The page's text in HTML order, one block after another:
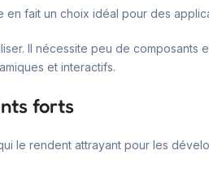
en fait un choix idéal pour des
Il nécessite peu de
et interactifs.
forts
le rendent attrayant pour les